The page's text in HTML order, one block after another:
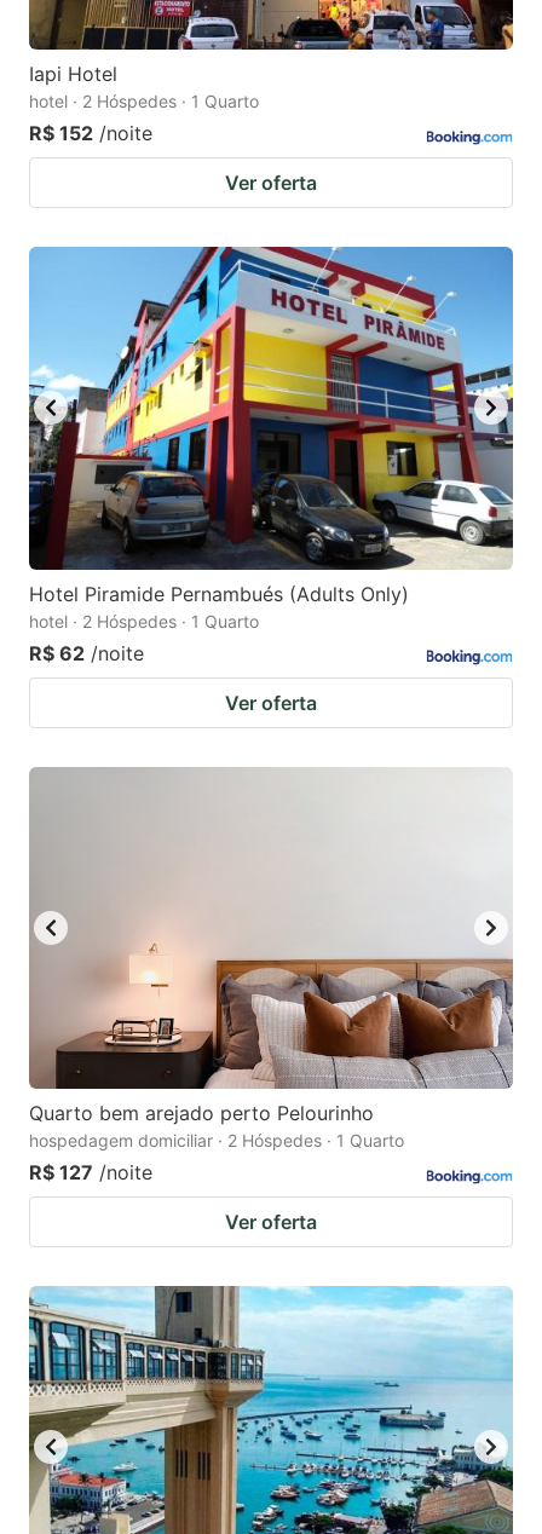
Iapi Hotel
hotel · 2 Hóspedes · 1 Quarto
R$ 152 /noite
Ver oferta
Hotel Piramide Pernambués (Adults Only)
hotel · 2 Hóspedes · 1 Quarto
R$ 62 /noite
Ver oferta
Quarto bem arejado perto Pelourinho
hospedagem domiciliar · 2 Hóspedes · 1 Quarto
R$ 127 /noite
Ver oferta